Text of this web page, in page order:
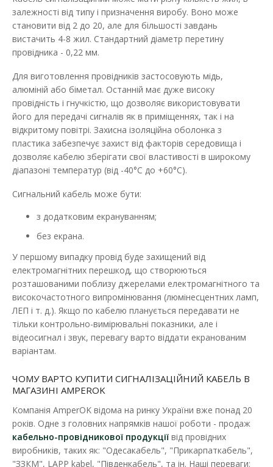
В закладки
Кабель сигналізаційний 8x0,22 Одескабель в екрані
Наявність: В наявності
Сигналізаційний кабель в ПВХ оболонці Сигналізаційний
кабель використовується в охоронних, телефон..
1 220.40 грн
ДО КОШИКА
В порівняння
залежності від типу і призначення виробу. Воно може
становити від 2 до 20, але для більшості завдань
вистачить 4-8 жил. Стандартний діаметр перетину
провідника - 0,22 мм.
Для виготовлення провідників застосовують мідь,
алюміній або біметал. Останній має дуже високу
провідність і гнучкістю, що дозволяє використовувати
його для передачі сигналів як в приміщеннях, так і на
відкритому повітрі. Захисна ізоляційна оболонка з
пластика забезпечує захист від факторів середовища і
дозволяє кабелю зберігати свої властивості в широкому
діапазоні температур (від -40°С до +60°С).
Сигнальний кабель може бути:
з додатковим екрануванням;
без екрана.
У першому випадку провід буде захищений від
електромагнітних перешкод, що створюються
розташованими поблизу джерелами електромагнітного та
високочастотного випромінювання (люмінесцентних ламп,
ЛЕП і т. д.). Якщо по кабелю планується передавати не
тільки контрольно-вимірювальні показники, але і
відеосигнал і звук, перевагу варто віддати екранованим
варіантам.
ЧОМУ ВАРТО КУПИТИ СИГНАЛІЗАЦІЙНИЙ КАБЕЛЬ В
МАГАЗИНІ AMPEROK
Компанія AmperOK відома на ринку України вже понад 20
років. Одне з головних напрямків нашої роботи - продаж
кабельно-провідникової продукції від провідних
виробників, таких як: "Одесакабель", "Прикарпаткабель",
"ЗЗКМ", LAPP kabel, "Південкабель", та ін. Наші переваги: